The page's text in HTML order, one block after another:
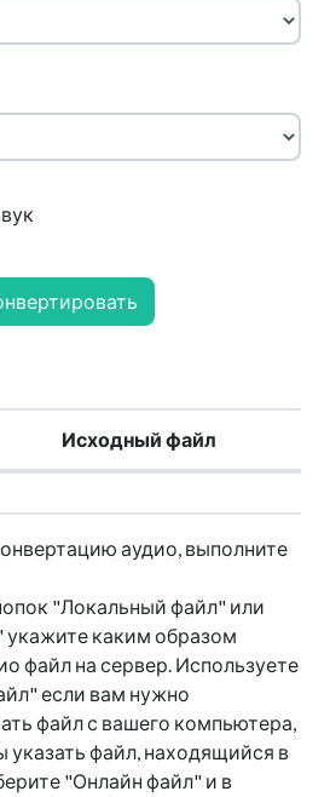
Исходный файл
аудио, выполните
"Локальный файл" или
укажите каким образом
файл на сервер. Используете
если вам нужно
файл с вашего компьютера,
указать файл, находящийся в
"Онлайн файл" и в